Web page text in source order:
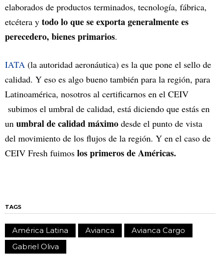
elaborados de productos terminados, tecnología, fábrica,
etcétera y todo lo que se exporta generalmente es
perecedero, bienes primarios.
IATA (la autoridad aeronáutica) es la que pone el sello de
calidad. Y eso es algo bueno también para la región, para
Latinoamérica, nosotros al certificarnos en el CEIV
subimos el umbral de calidad, está diciendo que estás en
un umbral de calidad máximo desde el punto de vista
del movimiento de los flujos de la región. Y en el caso de
CEIV Fresh fuimos los primeros de Américas.
TAGS
América Latina Avianca
Avianca Cargo
Gabriel Oliva